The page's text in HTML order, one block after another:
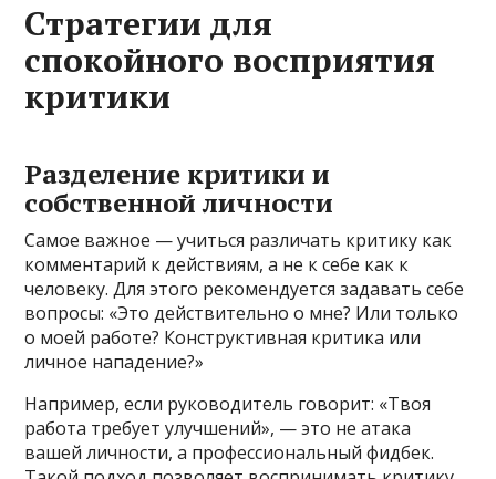
Стратегии для
спокойного восприятия
критики
Разделение критики и
собственной личности
Самое важное — учиться различать критику как
комментарий к действиям, а не к себе как к
человеку. Для этого рекомендуется задавать себе
вопросы: «Это действительно о мне? Или только
о моей работе? Конструктивная критика или
личное нападение?»
Например, если руководитель говорит: «Твоя
работа требует улучшений», — это не атака
вашей личности, а профессиональный фидбек.